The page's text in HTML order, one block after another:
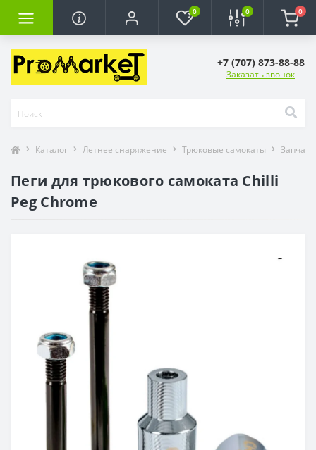
0 0 0
+7 (707) 873-88-88
Заказать звонок
Каталог Летнее снаряжение Трюковые самокаты
Пеги для трюкового самоката Chilli
Peg Chrome